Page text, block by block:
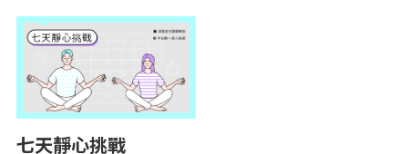
七天靜心挑戰